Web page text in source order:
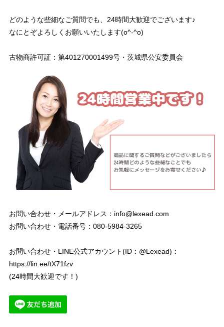
どのような些細なご質問でも、24時間大歓迎でございます♪
なにとぞよろしくお願いいたします(o^-^o)
古物商許可証：第401270001499号・茨城県公安委員会
お問い合わせ・メールアドレス： info@lexead.com
お問い合わせ・電話番号：080-5984-3265
お問い合わせ・LINE公式アカウント(ID：@Lexead)：
https://lin.ee/tX71fzv
(24時間大歓迎です！)